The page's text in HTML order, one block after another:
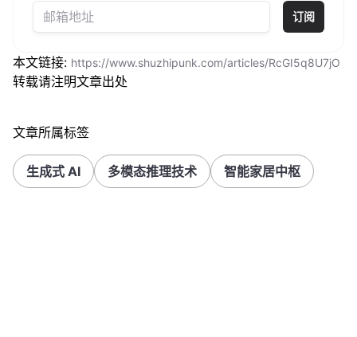
订阅
本文链接: https://www.shuzhipunk.com/articles/RcGI5q8U7jO
转载请注明文章出处
文章所属标签
生成式 AI 多模态推理技术 智能家居中枢